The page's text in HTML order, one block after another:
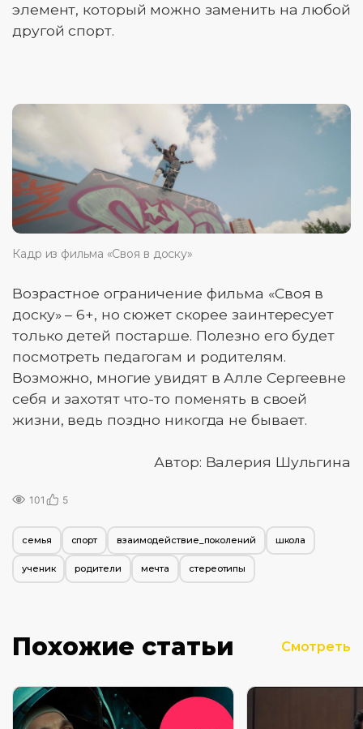
элемент, который можно заменить на любой
другой спорт.
Кадр из фильма «Своя в доску»
Возрастное ограничение фильма «Своя в
доску» – 6+, но сюжет скорее заинтересует
только детей постарше. Полезно его будет
посмотреть педагогам и родителям.
Возможно, многие увидят в Алле Сергеевне
себя и захотят что-то поменять в своей
жизни, ведь поздно никогда не бывает.
Автор: Валерия Шульгина
101 5
семья спорт взаимодействие_поколений школа
ученик родители мечта стереотипы
Похожие статьи Смотреть